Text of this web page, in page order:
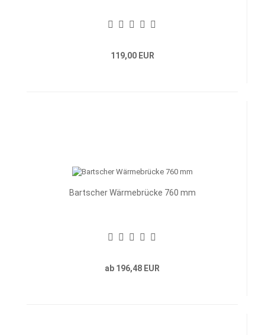
119,00 EUR
Bartscher Wärmebrücke 760 mm
ab 196,48 EUR